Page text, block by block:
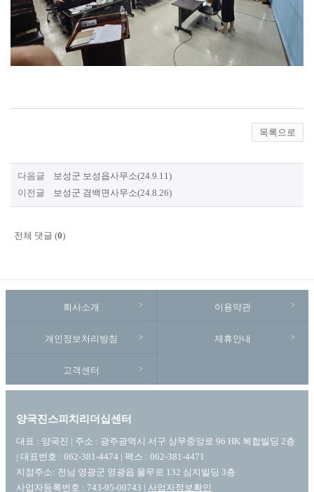
목록으로
다음글 보성군 보성읍사무소(24.9.11)
이전글 보성군 겸백면사무소(24.8.26)
전체 댓글 (0)
회사소개 이용약관
개인정보처리방침 제휴안내
고객센터
양국진스피치리더십센터
대표 : 양국진 | 주소 : 광주광역시 서구 상무중앙로 96 HK 복합빌딩 2층
| 대표번호 : 062-381-4474 | 팩스 : 062-381-4471
지점주소: 전남 영광군 영광읍 물무로 132 심지빌딩 3층
사업자등록번호 : 743-95-00743 | 사업자정보확인